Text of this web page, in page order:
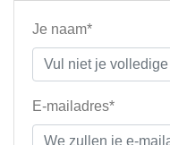
Je naam*
E-mailadres*